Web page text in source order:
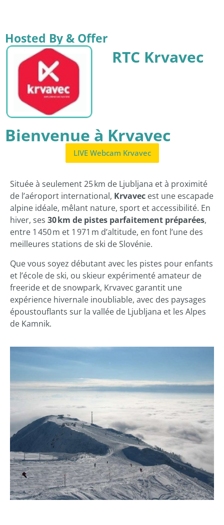
Hosted By & Offer
RTC Krvavec
Bienvenue à Krvavec
LIVE Webcam Krvavec
Située à seulement 25 km de Ljubljana et à proximité
de l’aéroport international, Krvavec est une escapade
alpine idéale, mêlant nature, sport et accessibilité. En
hiver, ses 30 km de pistes parfaitement préparées,
entre 1 450 m et 1 971 m d’altitude, en font l’une des
meilleures stations de ski de Slovénie.
Que vous soyez débutant avec les pistes pour enfants
et l’école de ski, ou skieur expérimenté amateur de
freeride et de snowpark, Krvavec garantit une
expérience hivernale inoubliable, avec des paysages
époustouflants sur la vallée de Ljubljana et les Alpes
de Kamnik.